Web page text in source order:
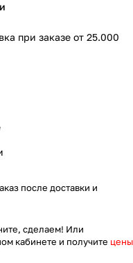
при заказе от 25.000
после доставки и
сделаем! Или
кабинете и получите цены